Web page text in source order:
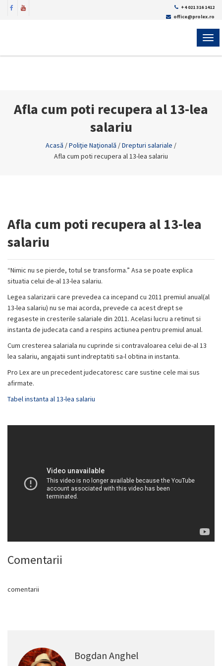
+4 021 316 1412
office@prolex.ro
Afla cum poti recupera al 13-lea
salariu
Acasă /Poliţie Naţională /Drepturi salariale /
Afla cum poti recupera al 13-lea salariu
Afla cum poti recupera al 13-lea
salariu
“Nimic nu se pierde, totul se transforma.” Asa se poate explica
situatia celui de-al 13-lea salariu.
Legea salarizarii care prevedea ca incepand cu 2011 premiul anual(al
13-lea salariu) nu se mai acorda, prevede ca acest drept se
regaseste in cresterile salariale din 2011. Acelasi lucru a retinut si
instanta de judecata cand a respins actiunea pentru premiul anual.
Cum cresterea salariala nu cuprinde si contravaloarea celui de-al 13
lea salariu, angajatii sunt indreptatiti sa-l obtina in instanta.
Pro Lex are un precedent judecatoresc care sustine cele mai sus
afirmate.
Tabel instanta al 13-lea salariu
Comentarii
comentarii
Bogdan Anghel